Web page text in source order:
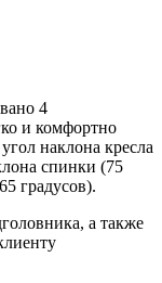
4
и комфортно
наклона кресла
спинки (75
градусов).
а также